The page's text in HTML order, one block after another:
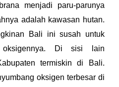
menjadi paru-parunya
adalah kawasan hutan.
Bali ini susah untuk
oksigennya. Di sisi lain
termiskin di Bali.
oksigen terbesar di